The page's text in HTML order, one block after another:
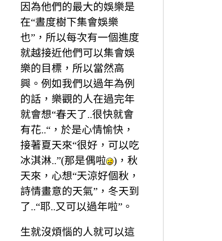
因為他們的最大的娛樂是
在“晝度樹下集會娛樂
也”，所以每次有一個進度
就越接近他們可以集會娛
樂的目標，所以當然高
興。例如我們以過年為例
的話，樂觀的人在過完年
就會想“春天了..很快就會
有花..“，於是心情愉快，
接著夏天來“很好，可以吃
冰淇淋..”(那是偶啦
)，秋
天來，心想“天涼好個秋，
詩情畫意的天氣”，冬天到
了..“耶..又可以過年啦”。
生就沒煩惱的人就可以這